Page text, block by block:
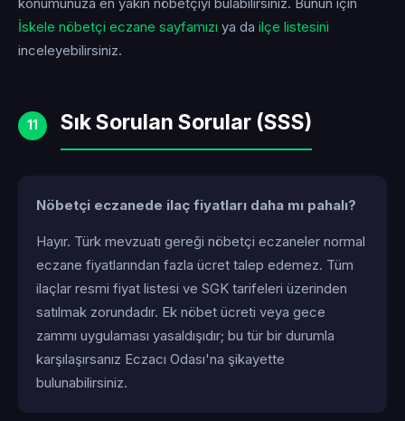
konumunuza en yakın nöbetçiyi bulabilirsiniz. Bunun için
İskele nöbetçi eczane sayfamızı ya da ilçe listesini
inceleyebilirsiniz.
11 Sık Sorulan Sorular (SSS)
Nöbetçi eczanede ilaç fiyatları daha mı pahalı?
Hayır. Türk mevzuatı gereği nöbetçi eczaneler normal
eczane fiyatlarından fazla ücret talep edemez. Tüm
ilaçlar resmi fiyat listesi ve SGK tarifeleri üzerinden
satılmak zorundadır. Ek nöbet ücreti veya gece
zammı uygulaması yasaldışıdır; bu tür bir durumla
karşılaşırsanız Eczacı Odası'na şikayette
bulunabilirsiniz.